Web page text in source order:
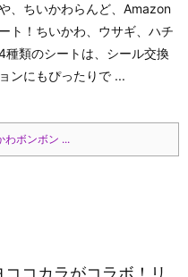
、ちいかわらんど、Amazon
ト！ちいかわ、ウサギ、ハチ
種類のシートは、シール交換
ンにもぴったりで ...
わボンボン ...
コカラがコラボ！リ